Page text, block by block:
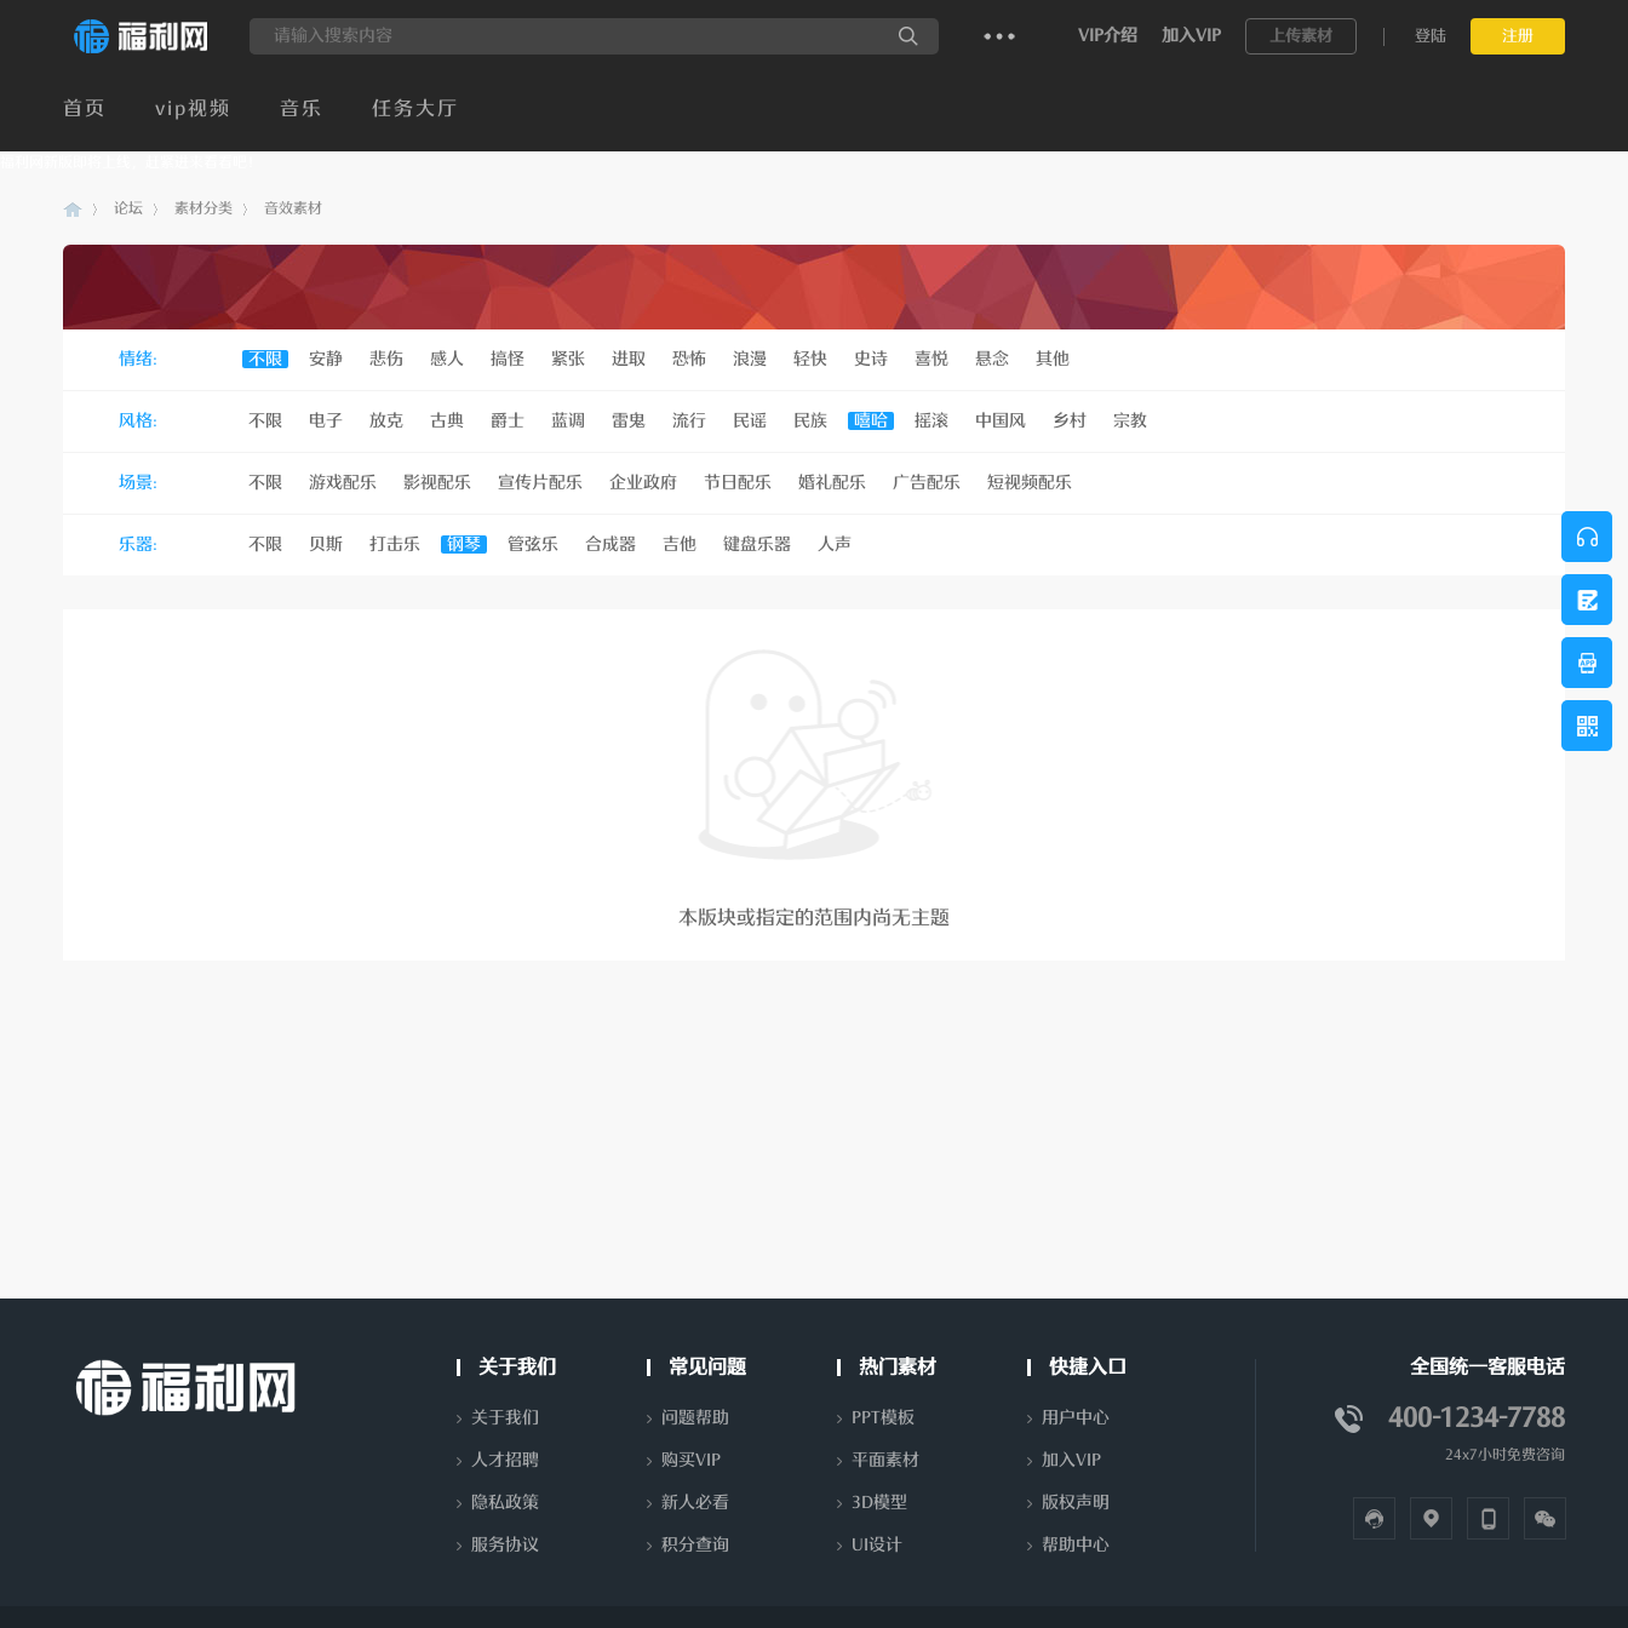
VIP介绍 加入VIP 上传素材 登陆 注册
首页 vip视频 音乐 任务大厅
论坛
›
素材分类 音效素材
情绪: 不限 安静 悲伤 感人 搞怪 紧张 进取 恐怖 浪漫 轻快 史诗 喜悦 悬念 其他
风格: 不限 电子 放克 古典 爵士 蓝调 雷鬼 流行 民谣 民族 嘻哈 摇滚 中国风 乡村 宗教
场景: 不限 游戏配乐 影视配乐 宣传片配乐 企业政府 节日配乐 婚礼配乐 广告配乐 短视频配乐
乐器: 不限 贝斯 打击乐 钢琴 管弦乐 合成器 吉他 键盘乐器 人声
本版块或指定的范围内尚无主题
关于我们
关于我们
人才招聘
隐私政策
服务协议
常见问题
问题帮助
购买VIP
新人必看
积分查询
热门素材
PPT模板
平面素材
3D模型
UI设计
快捷入口
用户中心
加入VIP
版权声明
帮助中心
全国统一客服电话
400-1234-7788
24x7小时免费咨询